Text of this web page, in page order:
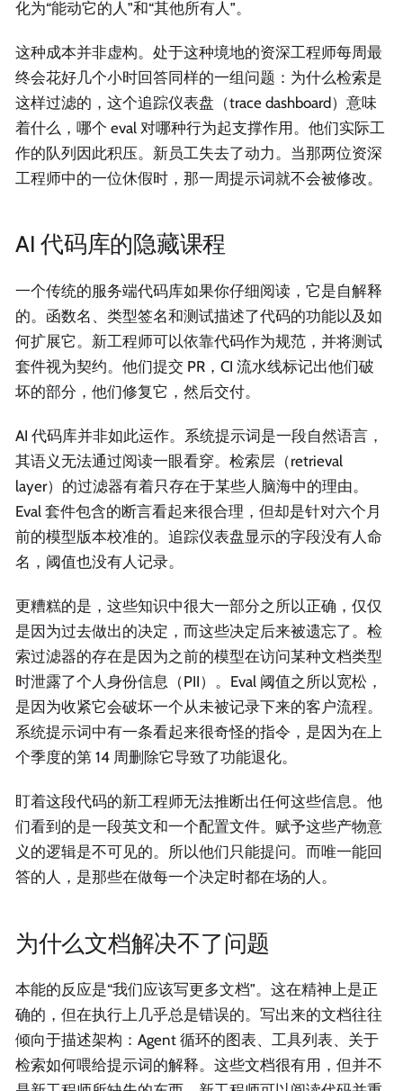
化为“能动它的人”和“其他所有人”。
这种成本并非虚构。处于这种境地的资深工程师每周最
终会花好几个小时回答同样的一组问题：为什么检索是
这样过滤的，这个追踪仪表盘（trace dashboard）意味
着什么，哪个 eval 对哪种行为起支撑作用。他们实际工
作的队列因此积压。新员工失去了动力。当那两位资深
工程师中的一位休假时，那一周提示词就不会被修改。
AI 代码库的隐藏课程
一个传统的服务端代码库如果你仔细阅读，它是自解释
的。函数名、类型签名和测试描述了代码的功能以及如
何扩展它。新工程师可以依靠代码作为规范，并将测试
套件视为契约。他们提交 PR，CI 流水线标记出他们破
坏的部分，他们修复它，然后交付。
AI 代码库并非如此运作。系统提示词是一段自然语言，
其语义无法通过阅读一眼看穿。检索层（retrieval
layer）的过滤器有着只存在于某些人脑海中的理由。
Eval 套件包含的断言看起来很合理，但却是针对六个月
前的模型版本校准的。追踪仪表盘显示的字段没有人命
名，阈值也没有人记录。
更糟糕的是，这些知识中很大一部分之所以正确，仅仅
是因为过去做出的决定，而这些决定后来被遗忘了。检
索过滤器的存在是因为之前的模型在访问某种文档类型
时泄露了个人身份信息（PII）。Eval 阈值之所以宽松，
是因为收紧它会破坏一个从未被记录下来的客户流程。
系统提示词中有一条看起来很奇怪的指令，是因为在上
个季度的第 14 周删除它导致了功能退化。
盯着这段代码的新工程师无法推断出任何这些信息。他
们看到的是一段英文和一个配置文件。赋予这些产物意
义的逻辑是不可见的。所以他们只能提问。而唯一能回
答的人，是那些在做每一个决定时都在场的人。
为什么文档解决不了问题
本能的反应是“我们应该写更多文档”。这在精神上是正
确的，但在执行上几乎总是错误的。写出来的文档往往
倾向于描述架构：Agent 循环的图表、工具列表、关于
检索如何喂给提示词的解释。这些文档很有用，但并不